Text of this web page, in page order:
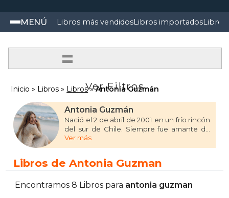
MENÚ Libros más vendidosLibros importadosLibros
=
Ver Filtros
Inicio Libros Libros Antonia Guzmán
Antonia Guzmán
Nació el 2 de abril de 2001 en un frío rincón
del sur de Chile. Siempre fue amante de
los brillos, la pintura, las películas de Disney
y todo lo que fuera rosado. Descubrió la
entonces intenta plasmar en sus historias
donde le gustaría vivir. Le encanta mezclar
Ver más
Libros de Antonia Guzman
Encontramos 8 Libros para antonia guzman